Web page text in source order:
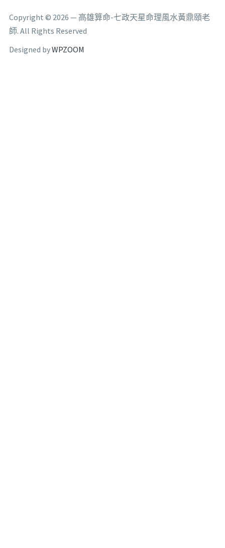
Copyright © 2026 — 高雄算命-七政天星命理風水黃鼎頤老
師. All Rights Reserved
Designed byWPZOOM